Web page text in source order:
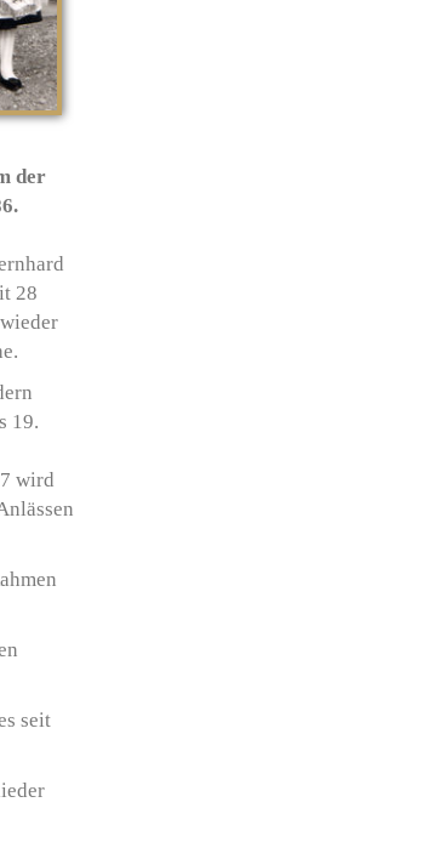
der
28
19.
wird
seit